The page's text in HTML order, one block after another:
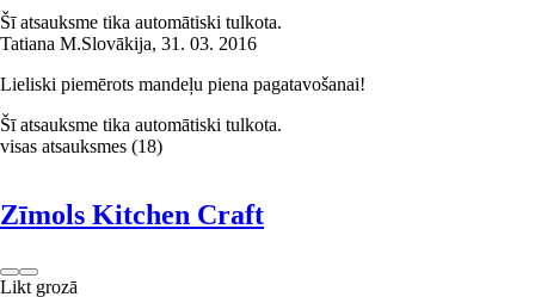
Šī atsauksme tika automātiski tulkota.
Tatiana M.Slovākija, 31. 03. 2016
Lieliski piemērots mandeļu piena pagatavošanai!
Šī atsauksme tika automātiski tulkota.
visas atsauksmes (18)
Zīmols Kitchen Craft
Likt grozā